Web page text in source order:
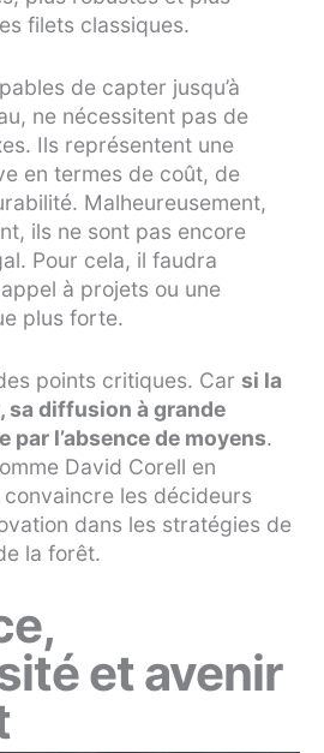
filets classiques.
de capter jusqu’à
ne nécessitent pas de
Ils représentent une
en termes de coût, de
Malheureusement,
ils ne sont pas encore
Pour cela, il faudra
à projets ou une
plus forte.
points critiques. Car si la
sa diffusion à grande
par l’absence de moyens.
David Corell en
les décideurs
dans les stratégies de
la forêt.
et avenir